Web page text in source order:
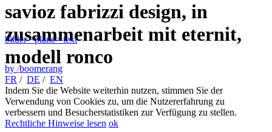
savioz fabrizzi design, in
zusammenarbeit mit eternit,
modell ronco
bilder> pläne> text
by /boomerang
FR / DE / EN
Indem Sie die Website weiterhin nutzen, stimmen Sie der
Verwendung von Cookies zu, um die Nutzererfahrung zu
verbessern und Besucherstatistiken zur Verfügung zu stellen.
Rechtliche Hinweise lesen ok